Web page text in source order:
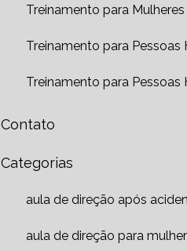
Treinamento para
Treinamento para Pessoas
Treinamento para Pessoas
Contato
Categorias
aula de direção após
aula de direção para